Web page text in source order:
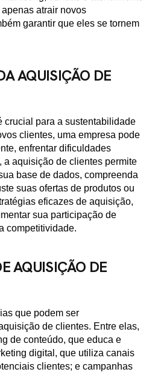
atrair novos
garantir que eles se tornem
AQUISIÇÃO DE
crucial para a sustentabilidade
clientes, uma empresa pode
enfrentar dificuldades
a aquisição de clientes permite
base de dados, compreenda
suas ofertas de produtos ou
eficazes de aquisição,
sua participação de
competitividade.
AQUISIÇÃO DE
que podem ser
de clientes. Entre elas,
de conteúdo, que educa e
digital, que utiliza canais
clientes; e campanhas